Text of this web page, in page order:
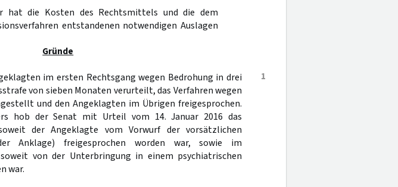
hat die Kosten des Rechtsmittels und die dem
entstandenen notwendigen Auslagen
Gründe
1
im ersten Rechtsgang wegen Bedrohung in drei
von sieben Monaten verurteilt, das Verfahren wegen
und den Angeklagten im Übrigen freigesprochen.
hob der Senat mit Urteil vom 14. Januar 2016 das
der Angeklagte vom Vorwurf der vorsätzlichen
Anklage) freigesprochen worden war, sowie im
von der Unterbringung in einem psychiatrischen
war.